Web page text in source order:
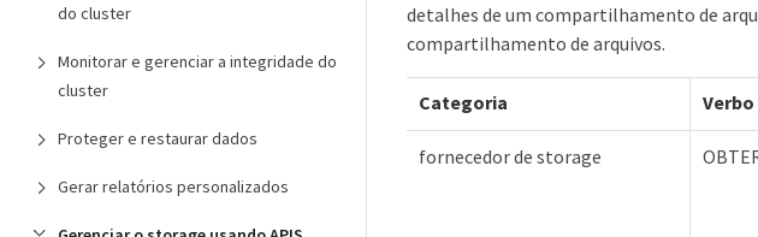
do cluster
Monitorar e gerenciar a integridade do
cluster
Proteger e restaurar dados
Gerar relatórios personalizados
detalhes de um compartilhamento de
compartilhamento de arquivos.
Categoria Verbo
fornecedor de storage